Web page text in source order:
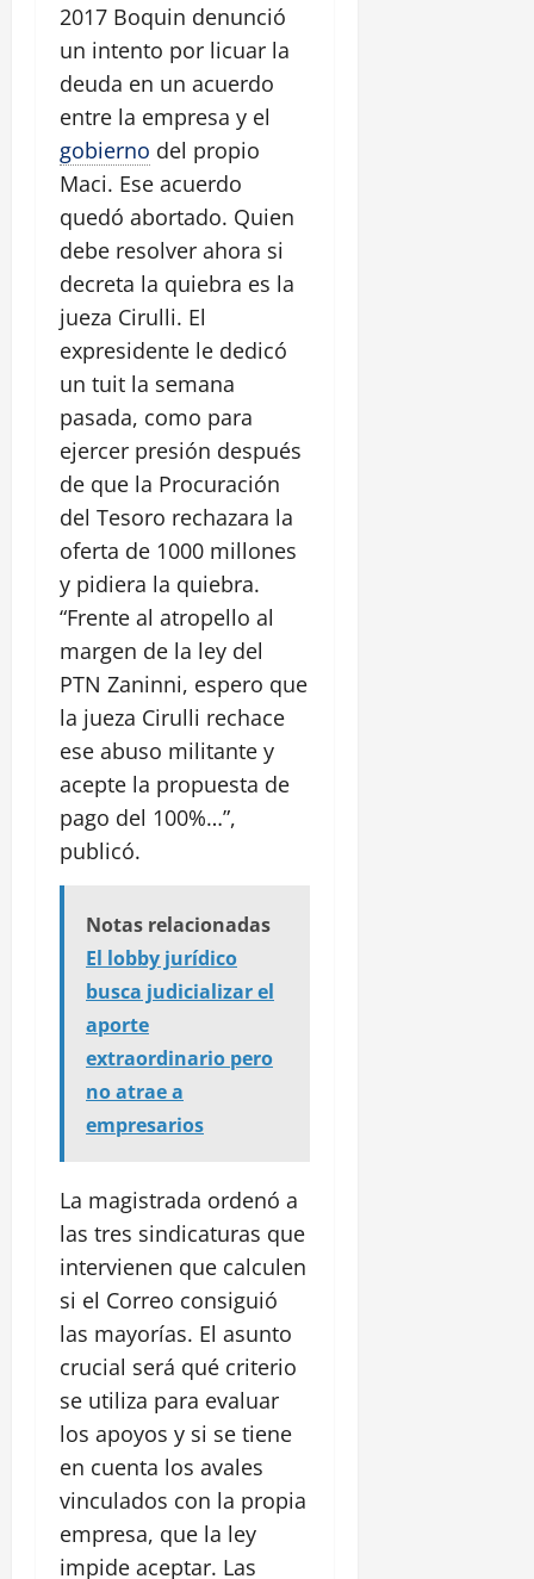
2017 Boquin denunció
un intento por licuar la
deuda en un acuerdo
entre la empresa y el
gobierno del propio
Maci. Ese acuerdo
quedó abortado. Quien
debe resolver ahora si
decreta la quiebra es la
jueza Cirulli. El
expresidente le dedicó
un tuit la semana
pasada, como para
ejercer presión después
de que la Procuración
del Tesoro rechazara la
oferta de 1000 millones
y pidiera la quiebra.
“Frente al atropello al
margen de la ley del
PTN Zaninni, espero que
la jueza Cirulli rechace
ese abuso militante y
acepte la propuesta de
pago del 100%…”,
publicó.
Notas relacionadas
El lobby jurídico
busca judicializar el
aporte
extraordinario pero
no atrae a
empresarios
La magistrada ordenó a
las tres sindicaturas que
intervienen que calculen
si el Correo consiguió
las mayorías. El asunto
crucial será qué criterio
se utiliza para evaluar
los apoyos y si se tiene
en cuenta los avales
vinculados con la propia
empresa, que la ley
impide aceptar. Las